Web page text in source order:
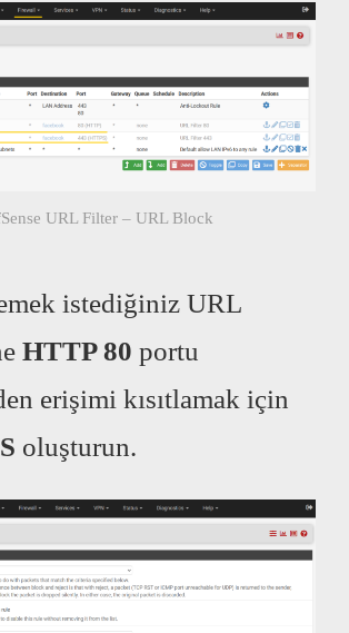
URL Filter – URL Block
istediğiniz URL
HTTP 80 portu
erişimi kısıtlamak için
oluşturun.